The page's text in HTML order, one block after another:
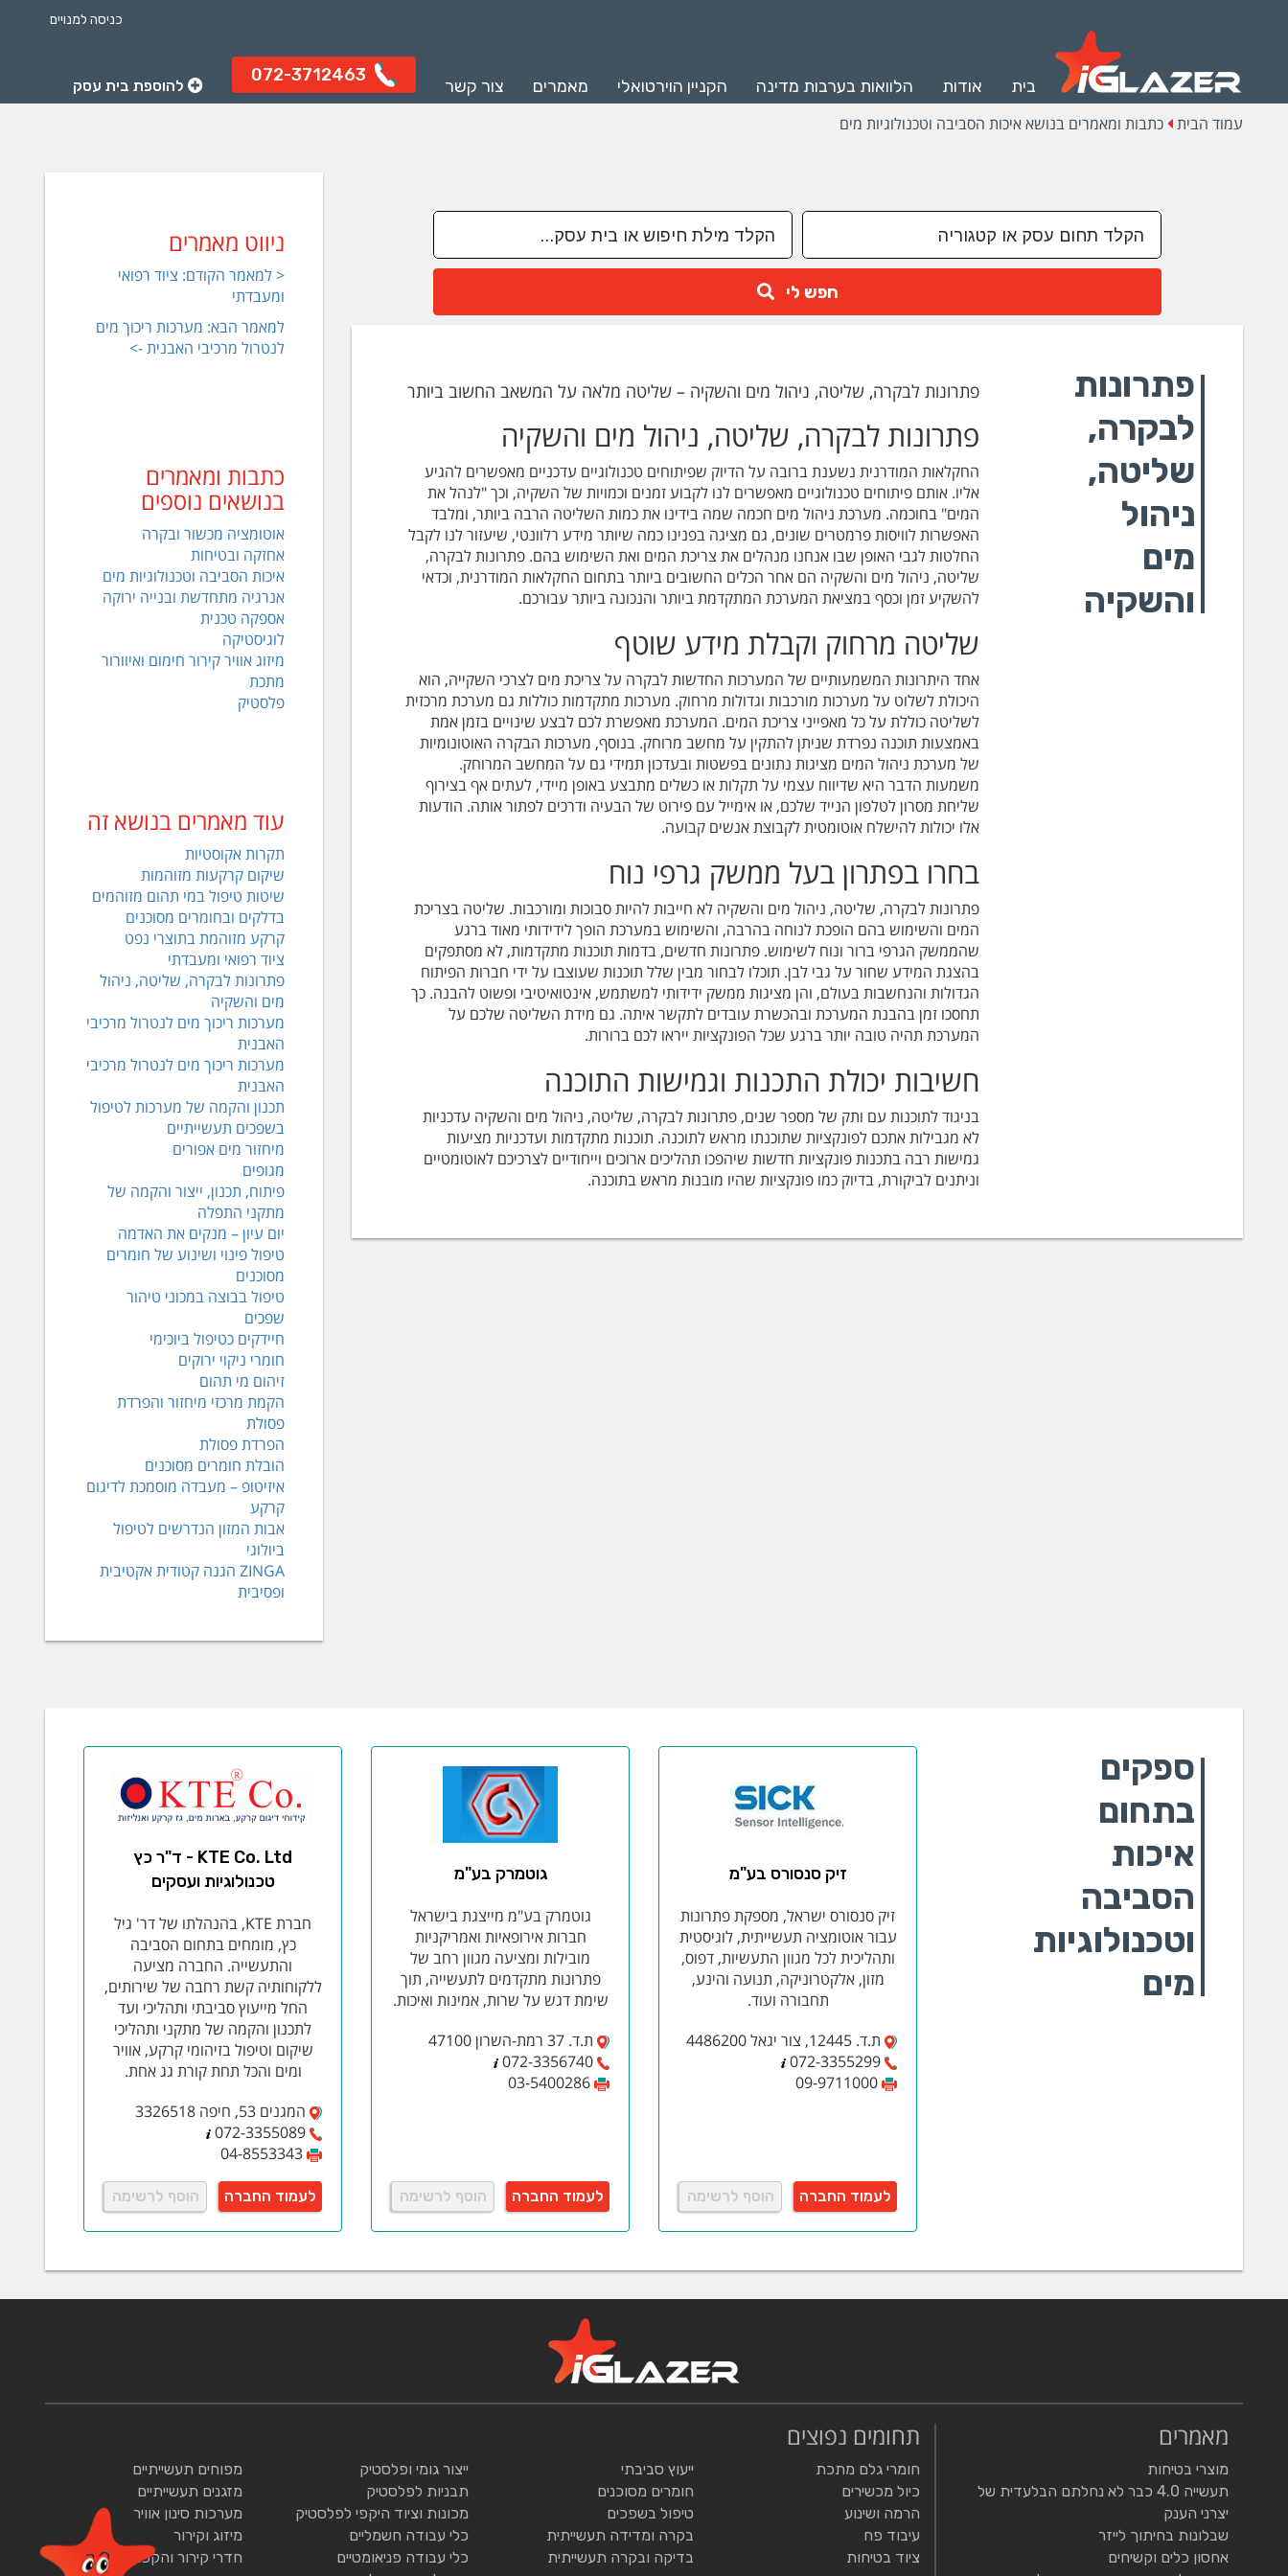
כניסה למנויים
בית אודות הלוואות בערבות מדינה הקניין הוירטואלי מאמרים צור קשר
072-3712463
להוספת בית עסק
עמוד הבית כתבות ומאמרים בנושא איכות הסביבה וטכנולוגיות מים
חפש לי
פתרונות
לבקרה,
שליטה,
ניהול
מים
והשקיה
פתרונות לבקרה, שליטה, ניהול מים והשקיה – שליטה מלאה על המשאב החשוב ביותר
פתרונות לבקרה, שליטה, ניהול מים והשקיה
החקלאות המודרנית נשענת ברובה על הדיוק שפיתוחים טכנולוגיים עדכניים מאפשרים להגיע
אליו. אותם פיתוחים טכנולוגיים מאפשרים לנו לקבוע זמנים וכמויות של השקיה, וכך "לנהל את
המים" בחוכמה. מערכת ניהול מים חכמה שמה בידינו את כמות השליטה הרבה ביותר, ומלבד
האפשרות לוויסות פרמטרים שונים, גם מציגה בפנינו כמה שיותר מידע רלוונטי, שיעזור לנו לקבל
החלטות לגבי האופן שבו אנחנו מנהלים את צריכת המים ואת השימוש בהם. פתרונות לבקרה,
שליטה, ניהול מים והשקיה הם אחר הכלים החשובים ביותר בתחום החקלאות המודרנית, וכדאי
להשקיע זמן וכסף במציאת המערכת המתקדמת ביותר והנכונה ביותר עבורכם.
שליטה מרחוק וקבלת מידע שוטף
אחד היתרונות המשמעותיים של המערכות החדשות לבקרה על צריכת מים לצרכי השקייה, הוא
היכולת לשלוט על מערכות מורכבות וגדולות מרחוק. מערכות מתקדמות כוללות גם מערכת מרכזית
לשליטה כוללת על כל מאפייני צריכת המים. המערכת מאפשרת לכם לבצע שינויים בזמן אמת
באמצעות תוכנה נפרדת שניתן להתקין על מחשב מרוחק. בנוסף, מערכות הבקרה האוטונומיות
של מערכת ניהול המים מציגות נתונים בפשטות ובעדכון תמידי גם על המחשב המרוחק.
משמעות הדבר היא שדיווח עצמי על תקלות או כשלים מתבצע באופן מיידי, לעתים אף בצירוף
שליחת מסרון לטלפון הנייד שלכם, או אימייל עם פירוט של הבעיה ודרכים לפתור אותה. הודעות
אלו יכולות להישלח אוטומטית לקבוצת אנשים קבועה.
בחרו בפתרון בעל ממשק גרפי נוח
פתרונות לבקרה, שליטה, ניהול מים והשקיה לא חייבות להיות סבוכות ומורכבות. שליטה בצריכת
המים והשימוש בהם הופכת לנוחה בהרבה, והשימוש במערכת הופך לידידותי מאוד ברגע
שהממשק הגרפי ברור ונוח לשימוש. פתרונות חדשים, בדמות תוכנות מתקדמות, לא מסתפקים
בהצגת המידע שחור על גבי לבן. תוכלו לבחור מבין שלל תוכנות שעוצבו על ידי חברות הפיתוח
הגדולות והנחשבות בעולם, והן מציגות ממשק ידידותי למשתמש, אינטואיטיבי ופשוט להבנה. כך
תחסכו זמן בהבנת המערכת ובהכשרת עובדים לתקשר איתה. גם מידת השליטה שלכם על
המערכת תהיה טובה יותר ברגע שכל הפונקציות ייראו לכם ברורות.
חשיבות יכולת התכנות וגמישות התוכנה
בניגוד לתוכנות עם ותק של מספר שנים, פתרונות לבקרה, שליטה, ניהול מים והשקיה עדכניות
לא מגבילות אתכם לפונקציות שתוכנתו מראש לתוכנה. תוכנות מתקדמות ועדכניות מציעות
גמישות רבה בתכנות פונקציות חדשות שיהפכו תהליכים ארוכים וייחודיים לצרכיכם לאוטומטיים
וניתנים לביקורת, בדיוק כמו פונקציות שהיו מובנות מראש בתוכנה.
ניווט מאמרים
< למאמר הקודם: ציוד רפואי
ומעבדתי
למאמר הבא: מערכות ריכוך מים
לנטרול מרכיבי האבנית ->
כתבות ומאמרים
בנושאים נוספים
אוטומציה מכשור ובקרה
אחזקה ובטיחות
איכות הסביבה וטכנולוגיות מים
אנרגיה מתחדשת ובנייה ירוקה
אספקה טכנית
לוגיסטיקה
מיזוג אוויר קירור חימום ואיוורור
מתכת
פלסטיק
עוד מאמרים בנושא זה
תקרות אקוסטיות
שיקום קרקעות מזוהמות
שיטות טיפול במי תהום מזוהמים
בדלקים ובחומרים מסוכנים
קרקע מזוהמת בתוצרי נפט
ציוד רפואי ומעבדתי
פתרונות לבקרה, שליטה, ניהול
מים והשקיה
מערכות ריכוך מים לנטרול מרכיבי
האבנית
מערכות ריכוך מים לנטרול מרכיבי
האבנית
תכנון והקמה של מערכות לטיפול
בשפכים תעשייתיים
מיחזור מים אפורים
מגופים
פיתוח, תכנון, ייצור והקמה של
מתקני התפלה
יום עיון – מנקים את האדמה
טיפול פינוי ושינוע של חומרים
מסוכנים
טיפול בבוצה במכוני טיהור
שפכים
חיידקים כטיפול ביוכימי
חומרי ניקוי ירוקים
זיהום מי תהום
הקמת מרכזי מיחזור והפרדת
פסולת
הפרדת פסולת
הובלת חומרים מסוכנים
איזיטופ – מעבדה מוסמכת לדיגום
קרקע
אבות המזון הנדרשים לטיפול
ביולוגי
ZINGA הגנה קטודית אקטיבית
ופסיבית
ספקים
בתחום
איכות
הסביבה
וטכנולוגיות
מים
זיק סנסורס בע"מ
זיק סנסורס ישראל, מספקת פתרונות
עבור אוטומציה תעשייתית, לוגיסטית
ותהליכית לכל מגוון התעשיות, דפוס,
מזון, אלקטרוניקה, תנועה והינע,
תחבורה ועוד.
ת.ד. 12445, צור יגאל 4486200
072-3355299
09-9711000
לעמוד החברה הוסף לרשימה
גוטמרק בע"מ
גוטמרק בע"מ מייצגת בישראל
חברות אירופאיות ואמריקניות
מובילות ומציעה מגוון רחב של
פתרונות מתקדמים לתעשייה, תוך
שימת דגש על שרות, אמינות ואיכות.
ת.ד. 37 רמת-השרון 47100
072-3356740
03-5400286
לעמוד החברה הוסף לרשימה
KTE Co. Ltd - ד"ר כץ
טכנולוגיות ועסקים
חברת KTE, בהנהלתו של דר' גיל
כץ, מומחים בתחום הסביבה
והתעשייה. החברה מציעה
ללקוחותיה קשת רחבה של שירותים,
החל מייעוץ סביבתי ותהליכי ועד
לתכנון והקמה של מתקני ותהליכי
שיקום וטיפול בזיהומי קרקע, אוויר
ומים והכל תחת קורת גג אחת.
המגנים 53, חיפה 3326518
072-3355089
04-8553343
לעמוד החברה הוסף לרשימה
מאמרים
מוצרי בטיחות
תעשייה 4.0 כבר לא נחלתם הבלעדית של
יצרני הענק
שבלונות בחיתוך לייזר
אחסון כלים וקשיחים
תחומים נפוצים
חומרי גלם מתכת
כיול מכשירים
הרמה ושינוע
עיבוד פח
ציוד בטיחות
ייעוץ סביבתי
חומרים מסוכנים
טיפול בשפכים
בקרה ומדידה תעשייתית
בדיקה ובקרה תעשייתית
ייצור גומי ופלסטיק
תבניות לפלסטיק
מכונות וציוד היקפי לפלסטיק
כלי עבודה חשמליים
כלי עבודה פניאומטיים
מפוחים תעשייתיים
מזגנים תעשייתיים
מערכות סינון אוויר
מיזוג וקירור
חדרי קירור והקפאה